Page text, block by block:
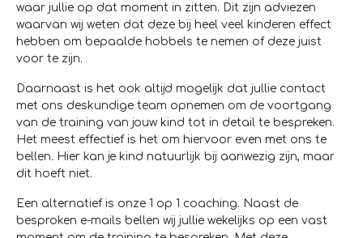
waar jullie op dat moment in zitten. Dit zijn adviezen
waarvan wij weten dat deze bij heel veel kinderen effect
hebben om bepaalde hobbels te nemen of deze juist
voor te zijn.
Daarnaast is het ook altijd mogelijk dat jullie contact
met ons deskundige team opnemen om de voortgang
van de training van jouw kind tot in detail te bespreken.
Het meest effectief is het om hiervoor even met ons te
bellen. Hier kan je kind natuurlijk bij aanwezig zijn, maar
dit hoeft niet.
Een alternatief is onze 1 op 1 coaching. Naast de
besproken e-mails bellen wij jullie wekelijks op een vast